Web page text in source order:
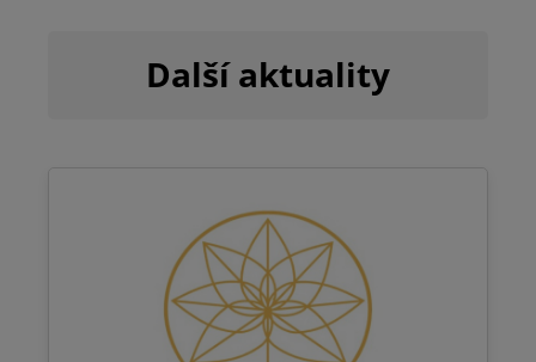
Další aktuality